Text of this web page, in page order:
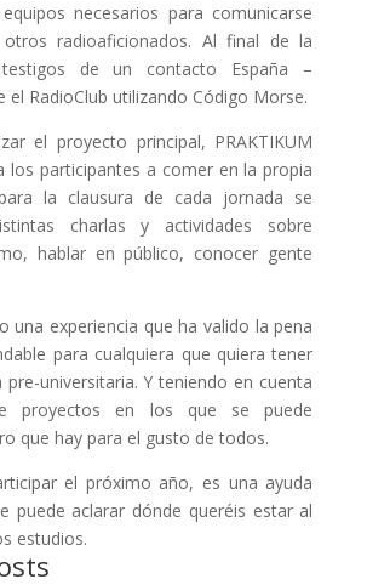
necesarios para comunicarse
radioaficionados. Al final de la
de un contacto España –
el RadioClub utilizando Código Morse.
el proyecto principal, PRAKTIKUM
los participantes a comer en la propia
la clausura de cada jornada se
charlas y actividades sobre
hablar en público, conocer gente
una experiencia que ha valido la pena
para cualquiera que quiera tener
pre-universitaria. Y teniendo en cuenta
proyectos en los que se puede
que hay para el gusto de todos.
el próximo año, es una ayuda
puede aclarar dónde queréis estar al
estudios.